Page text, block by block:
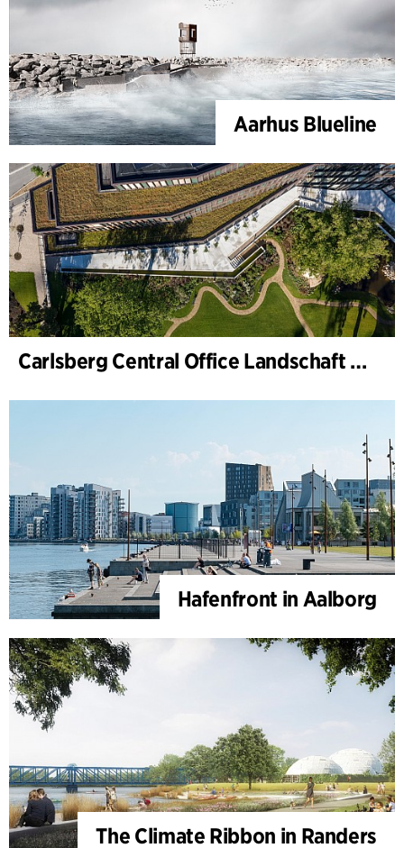
Aarhus Blueline
Carlsberg Central Office Landschaft und Renovierung Carl Jacobsens Garten
Hafenfront in Aalborg
The Climate Ribbon in Randers